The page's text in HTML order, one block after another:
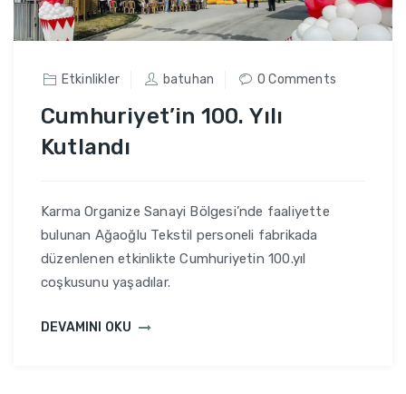
Etkinlikler batuhan 0 Comments
Cumhuriyet’in 100. Yılı
Kutlandı
Karma Organize Sanayi Bölgesi’nde faaliyette
bulunan Ağaoğlu Tekstil personeli fabrikada
düzenlenen etkinlikte Cumhuriyetin 100.yıl
coşkusunu yaşadılar.
DEVAMINI OKU